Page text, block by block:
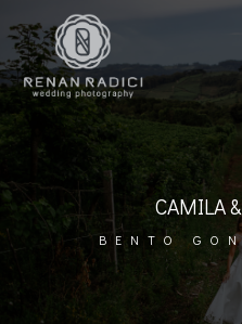
CAMILA
BENTO